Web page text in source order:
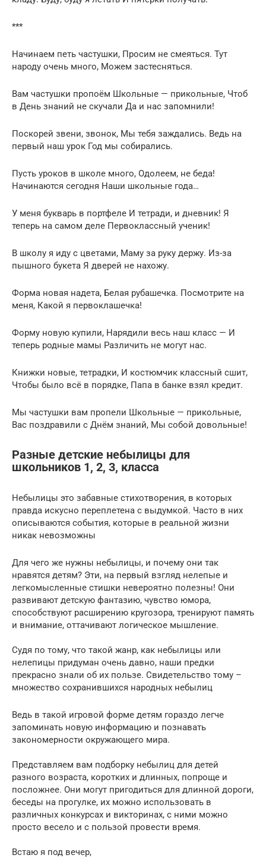
***
Начинаем петь частушки, Просим не смеяться. Тут
народу очень много, Можем застесняться.
Вам частушки пропоём Школьные — прикольные, Чтоб
в День знаний не скучали Да и нас запомнили!
Поскорей звени, звонок, Мы тебя заждались. Ведь на
первый наш урок Год мы собирались.
Пусть уроков в школе много, Одолеем, не беда!
Начинаются сегодня Наши школьные года…
У меня букварь в портфеле И тетради, и дневник! Я
теперь на самом деле Первоклассный ученик!
В школу я иду с цветами, Маму за руку держу. Из-за
пышного букета Я дверей не нахожу.
Форма новая надета, Белая рубашечка. Посмотрите на
меня, Какой я первоклашечка!
Форму новую купили, Нарядили весь наш класс — И
теперь родные мамы Различить не могут нас.
Книжки новые, тетрадки, И костюмчик классный сшит,
Чтобы было всё в порядке, Папа в банке взял кредит.
Мы частушки вам пропели Школьные — прикольные,
Вас поздравили с Днём знаний, Мы собой довольные!
Разные детские небылицы для
школьников 1, 2, 3, класса
Небылицы это забавные стихотворения, в которых
правда искусно переплетена с выдумкой. Часто в них
описываются события, которые в реальной жизни
никак невозможны
Для чего же нужны небылицы, и почему они так
нравятся детям? Эти, на первый взгляд нелепые и
легкомысленные стишки невероятно полезны! Они
развивают детскую фантазию, чувство юмора,
способствуют расширению кругозора, тренируют память
и внимание, оттачивают логическое мышление.
Судя по тому, что такой жанр, как небылицы или
нелепицы придуман очень давно, наши предки
прекрасно знали об их пользе. Свидетельство тому –
множество сохранившихся народных небылиц
Ведь в такой игровой форме детям гораздо легче
запоминать новую информацию и познавать
закономерности окружающего мира.
Представляем вам подборку небылиц для детей
разного возраста, коротких и длинных, попроще и
посложнее. Они могут пригодиться для длинной дороги,
беседы на прогулке, их можно использовать в
различных конкурсах и викторинах, с ними можно
просто весело и с пользой провести время.
Встаю я под вечер,